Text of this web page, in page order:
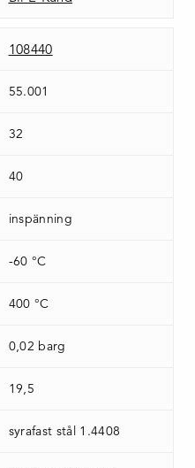
108440
55.001
32
40
inspänning
-60 °C
400 °C
0,02 barg
19,5
syrafast stål 1.4408